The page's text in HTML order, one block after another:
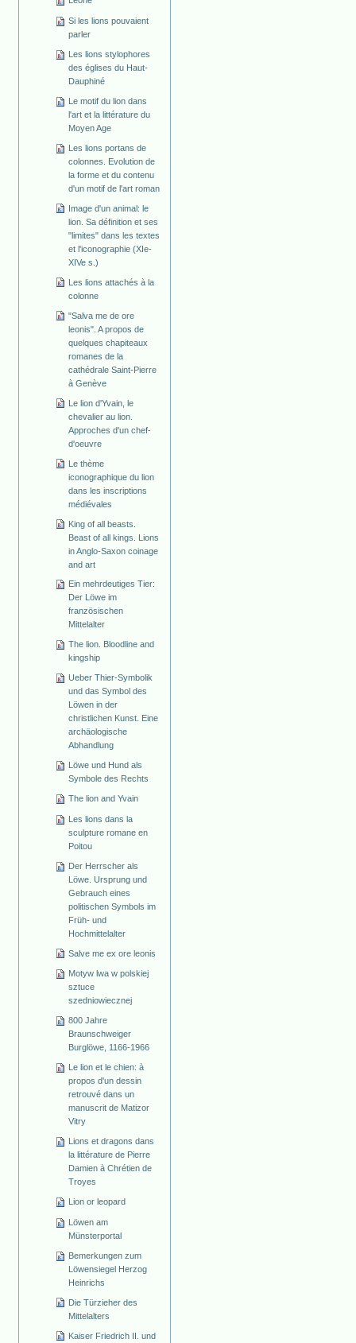
Si les lions pouvaient
parler
Les lions stylophores
des églises du Haut-
Dauphiné
Le motif du lion dans
l'art et la littérature du
Moyen Age
Les lions portans de
colonnes. Evolution de
la forme et du contenu
d'un motif de l'art roman
Image d'un animal: le
lion. Sa définition et ses
"limites" dans les textes
et l'iconographie (XIe-
XIVe s.)
Les lions attachés à la
colonne
"Salva me de ore
leonis". A propos de
quelques chapiteaux
romanes de la
cathédrale Saint-Pierre
à Genève
Le lion d'Yvain, le
chevalier au lion.
Approches d'un chef-
d'oeuvre
Le thème
iconographique du lion
dans les inscriptions
médiévales
King of all beasts.
Beast of all kings. Lions
in Anglo-Saxon coinage
and art
Ein mehrdeutiges Tier:
Der Löwe im
französischen
Mittelalter
The lion. Bloodline and
kingship
Ueber Thier-Symbolik
und das Symbol des
Löwen in der
christlichen Kunst. Eine
archäologische
Abhandlung
Löwe und Hund als
Symbole des Rechts
The lion and Yvain
Les lions dans la
sculpture romane en
Poitou
Der Herrscher als
Löwe. Ursprung und
Gebrauch eines
politischen Symbols im
Früh- und
Hochmittelalter
Salve me ex ore leonis
Motyw lwa w polskiej
sztuce
szedniowiecznej
800 Jahre
Braunschweiger
Burglöwe, 1166-1966
Le lion et le chien: à
propos d'un dessin
retrouvé dans un
manuscrit de Matizor
Vitry
Lions et dragons dans
la littérature de Pierre
Damien à Chrétien de
Troyes
Lion or leopard
Löwen am
Münsterportal
Bemerkungen zum
Löwensiegel Herzog
Heinrichs
Die Türzieher des
Mittelalters
Kaiser Friedrich II. und